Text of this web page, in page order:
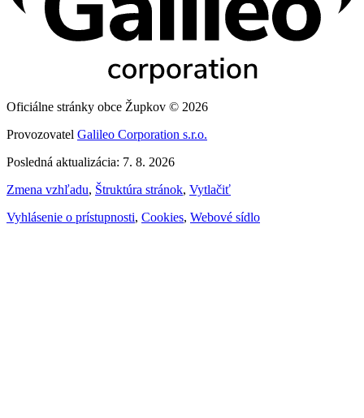
Oficiálne stránky obce Župkov © 2026
Provozovatel Galileo Corporation s.r.o.
Posledná aktualizácia: 7. 8. 2026
Zmena vzhľadu, Štruktúra stránok, Vytlačiť
Vyhlásenie o prístupnosti, Cookies, Webové sídlo